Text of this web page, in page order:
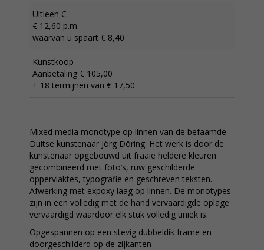
Uitleen C
€ 12,60 p.m.
waarvan u spaart € 8,40
Kunstkoop
Aanbetaling € 105,00
+ 18 termijnen van € 17,50
Mixed media monotype op linnen van de befaamde
Duitse kunstenaar Jörg Döring. Het werk is door de
kunstenaar opgebouwd uit fraaie heldere kleuren
gecombineerd met foto’s, ruw geschilderde
oppervlaktes, typografie en geschreven teksten.
Afwerking met expoxy laag op linnen. De monotypes
zijn in een volledig met de hand vervaardigde oplage
vervaardigd waardoor elk stuk volledig uniek is.
Opgespannen op een stevig dubbeldik frame en
doorgeschilderd op de zijkanten